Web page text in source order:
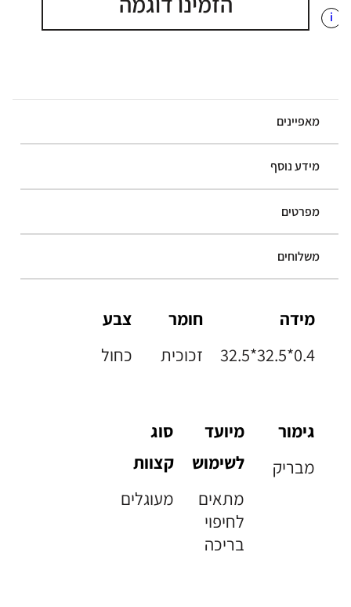
i
מאפיינים
מידע נוסף
מפרטים
משלוחים
מידה
32.5*32.5*0.4
חומר
זכוכית
צבע
כחול
גימור
מבריק
מיועד
לשימוש
מתאים
לחיפוי
בריכה
סוג
קצוות
מעוגלים